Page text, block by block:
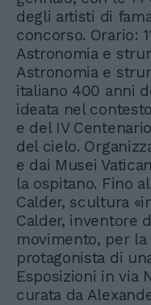
degli artisti di
concorso. Orario:
Astronomia e
Astronomia e
italiano 400 anni
ideata nel
e del IV
del cielo.
e dai Musei
la ospitano. Fino al
Calder, scultura
Calder, inventore
movimento, per la
protagonista di
Esposizioni in via
curata da